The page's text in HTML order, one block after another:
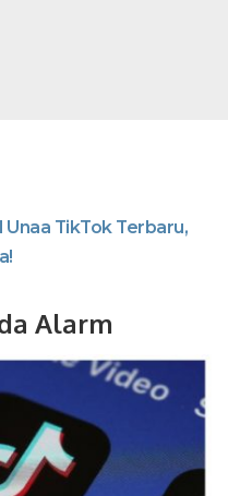
TikTok Terbaru,
Alarm